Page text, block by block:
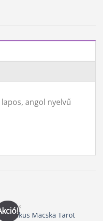
angol nyelvű
Misztikus Macska Tarot